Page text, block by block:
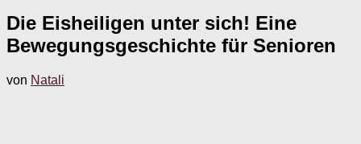
Die Eisheiligen unter sich! Eine
Bewegungsgeschichte für Senioren
von Natali